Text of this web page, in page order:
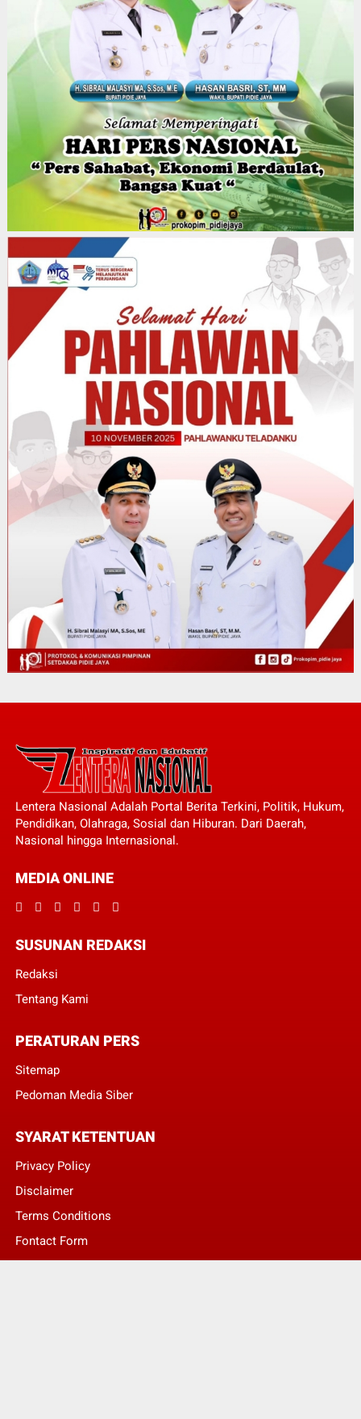
Lentera Nasional Adalah Portal Berita Terkini, Politik, Hukum,
Pendidikan, Olahraga, Sosial dan Hiburan. Dari Daerah,
Nasional hingga Internasional.
MEDIA ONLINE
SUSUNAN REDAKSI
Redaksi
Tentang Kami
PERATURAN PERS
Sitemap
Pedoman Media Siber
SYARAT KETENTUAN
Privacy Policy
Disclaimer
Terms Conditions
Fontact Form